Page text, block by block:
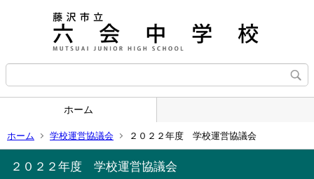
ホーム
ホーム 学校運営協議会 ２０２２年度 学校運営協議会
２０２２年度 学校運営協議会